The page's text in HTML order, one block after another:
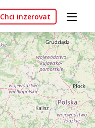
Chci inzerovat